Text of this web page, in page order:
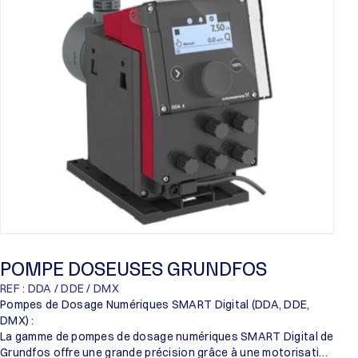
POMPE DOSEUSES GRUNDFOS
REF : DDA / DDE / DMX
Pompes de Dosage Numériques SMART Digital (DDA, DDE,
DMX) :
La gamme de pompes de dosage numériques SMART Digital de
Grundfos offre une grande précision grâce à une motorisation